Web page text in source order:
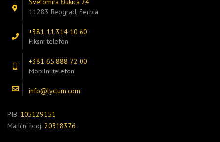
Svetomira Đukića 24
11283 Beograd, Serbia
+381 11 314 10 60
Fiksni telefon
+381 65 888 72 00
Mobilni telefon
info@lyctum.com
PIB: 105129151
Matični broj: 20318376